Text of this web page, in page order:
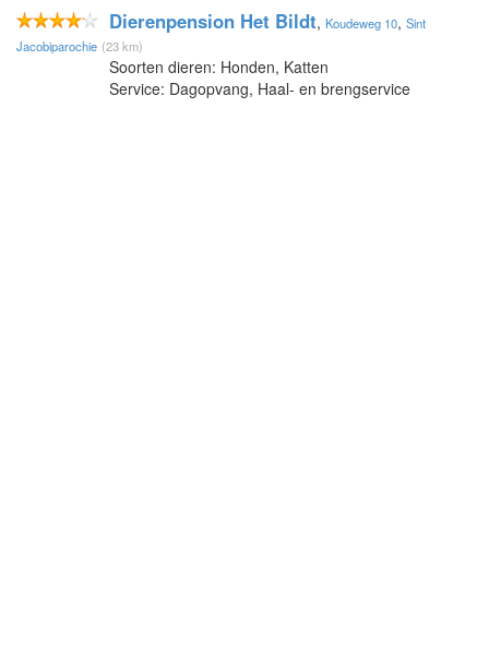
Dierenpension Het Bildt, Koudeweg 10, Sint
Jacobiparochie (23 km)
Soorten dieren: Honden, Katten
Service: Dagopvang, Haal- en brengservice